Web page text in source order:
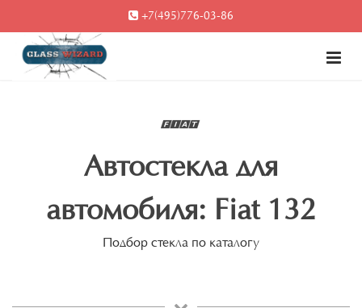
+7(495)776-03-86
Автостекла для
автомобиля: Fiat 132
Подбор стекла по каталогу